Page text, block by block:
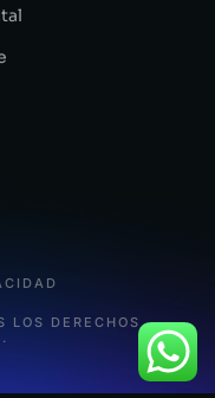
DERECHOS